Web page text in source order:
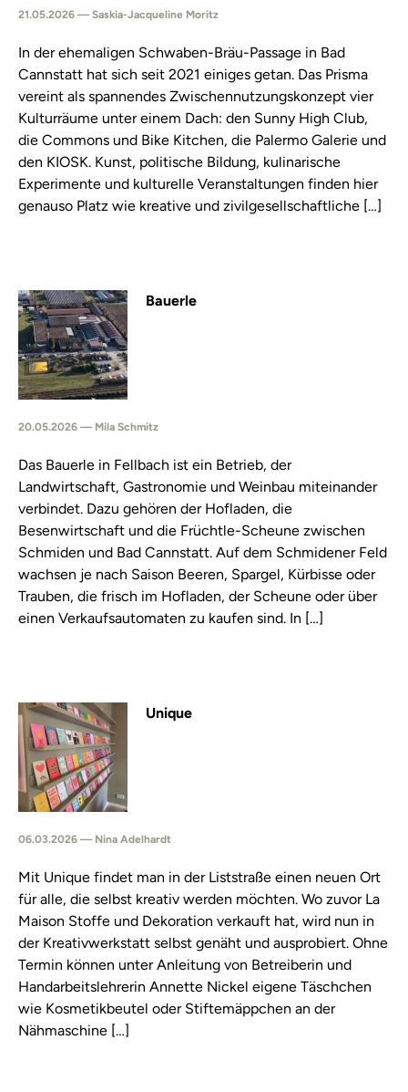
21.05.2026 — Saskia-Jacqueline Moritz
In der ehemaligen Schwaben-Bräu-Passage in Bad
Cannstatt hat sich seit 2021 einiges getan. Das Prisma
vereint als spannendes Zwischennutzungskonzept vier
Kulturräume unter einem Dach: den Sunny High Club,
die Commons und Bike Kitchen, die Palermo Galerie und
den KIOSK. Kunst, politische Bildung, kulinarische
Experimente und kulturelle Veranstaltungen finden hier
genauso Platz wie kreative und zivilgesellschaftliche […]
Bauerle
20.05.2026 — Mila Schmitz
Das Bauerle in Fellbach ist ein Betrieb, der
Landwirtschaft, Gastronomie und Weinbau miteinander
verbindet. Dazu gehören der Hofladen, die
Besenwirtschaft und die Früchtle-Scheune zwischen
Schmiden und Bad Cannstatt. Auf dem Schmidener Feld
wachsen je nach Saison Beeren, Spargel, Kürbisse oder
Trauben, die frisch im Hofladen, der Scheune oder über
einen Verkaufsautomaten zu kaufen sind. In […]
Unique
06.03.2026 — Nina Adelhardt
Mit Unique findet man in der Liststraße einen neuen Ort
für alle, die selbst kreativ werden möchten. Wo zuvor La
Maison Stoffe und Dekoration verkauft hat, wird nun in
der Kreativwerkstatt selbst genäht und ausprobiert. Ohne
Termin können unter Anleitung von Betreiberin und
Handarbeitslehrerin Annette Nickel eigene Täschchen
wie Kosmetikbeutel oder Stiftemäppchen an der
Nähmaschine […]